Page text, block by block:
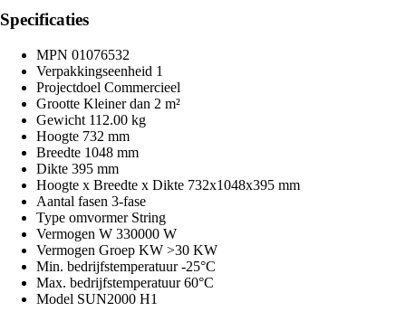
Specificaties
MPN 01076532
Verpakkingseenheid 1
Projectdoel Commercieel
Grootte Kleiner dan 2 m²
Gewicht 112.00 kg
Hoogte 732 mm
Breedte 1048 mm
Dikte 395 mm
Hoogte x Breedte x Dikte 732x1048x395 mm
Aantal fasen 3-fase
Type omvormer String
Vermogen W 330000 W
Vermogen Groep KW >30 KW
Min. bedrijfstemperatuur-25°C
Max. bedrijfstemperatuur60°C
Model SUN2000 H1